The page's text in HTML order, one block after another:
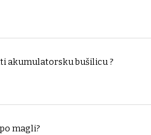
akumulatorsku bušilicu ?
magli?